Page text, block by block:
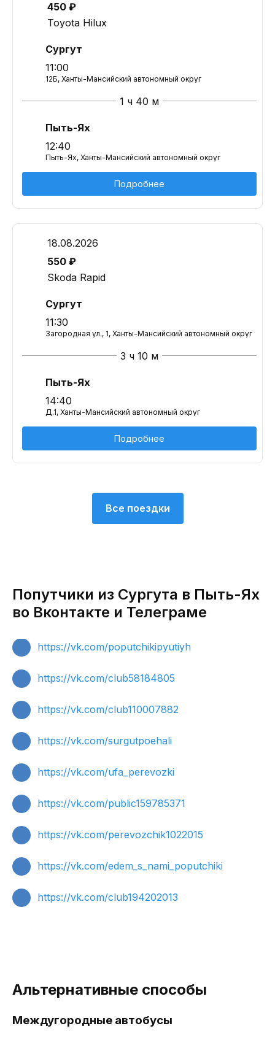
450 ₽
Toyota Hilux
Сургут
11:00
12Б, Ханты-Мансийский автономный округ
1 ч 40 м
Пыть-Ях
12:40
Пыть-Ях, Ханты-Мансийский автономный округ
Подробнее
18.08.2026
550 ₽
Skoda Rapid
Сургут
11:30
Загородная ул., 1, Ханты-Мансийский автономный округ
3 ч 10 м
Пыть-Ях
14:40
Д.1, Ханты-Мансийский автономный округ
Подробнее
Все поездки
Попутчики из Сургута в Пыть-Ях
во Вконтакте и Телеграме
https://vk.com/poputchikipyutiyh
https://vk.com/club58184805
https://vk.com/club110007882
https://vk.com/surgutpoehali
https://vk.com/ufa_perevozki
https://vk.com/public159785371
https://vk.com/perevozchik1022015
https://vk.com/edem_s_nami_poputchiki
https://vk.com/club194202013
Альтернативные способы
Междугородные автобусы